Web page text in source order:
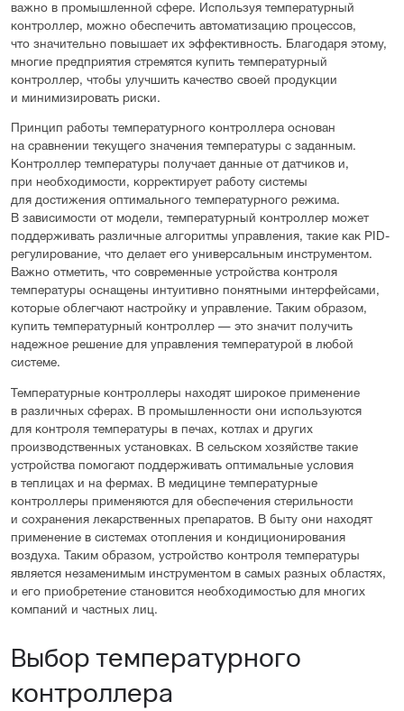
важно в промышленной сфере. Используя температурный
контроллер, можно обеспечить автоматизацию процессов,
что значительно повышает их эффективность. Благодаря этому,
многие предприятия стремятся купить температурный
контроллер, чтобы улучшить качество своей продукции
и минимизировать риски.
Принцип работы температурного контроллера основан
на сравнении текущего значения температуры с заданным.
Контроллер температуры получает данные от датчиков и,
при необходимости, корректирует работу системы
для достижения оптимального температурного режима.
В зависимости от модели, температурный контроллер может
поддерживать различные алгоритмы управления, такие как PID-
регулирование, что делает его универсальным инструментом.
Важно отметить, что современные устройства контроля
температуры оснащены интуитивно понятными интерфейсами,
которые облегчают настройку и управление. Таким образом,
купить температурный контроллер — это значит получить
надежное решение для управления температурой в любой
системе.
Температурные контроллеры находят широкое применение
в различных сферах. В промышленности они используются
для контроля температуры в печах, котлах и других
производственных установках. В сельском хозяйстве такие
устройства помогают поддерживать оптимальные условия
в теплицах и на фермах. В медицине температурные
контроллеры применяются для обеспечения стерильности
и сохранения лекарственных препаратов. В быту они находят
применение в системах отопления и кондиционирования
воздуха. Таким образом, устройство контроля температуры
является незаменимым инструментом в самых разных областях,
и его приобретение становится необходимостью для многих
компаний и частных лиц.
Выбор температурного
контроллера